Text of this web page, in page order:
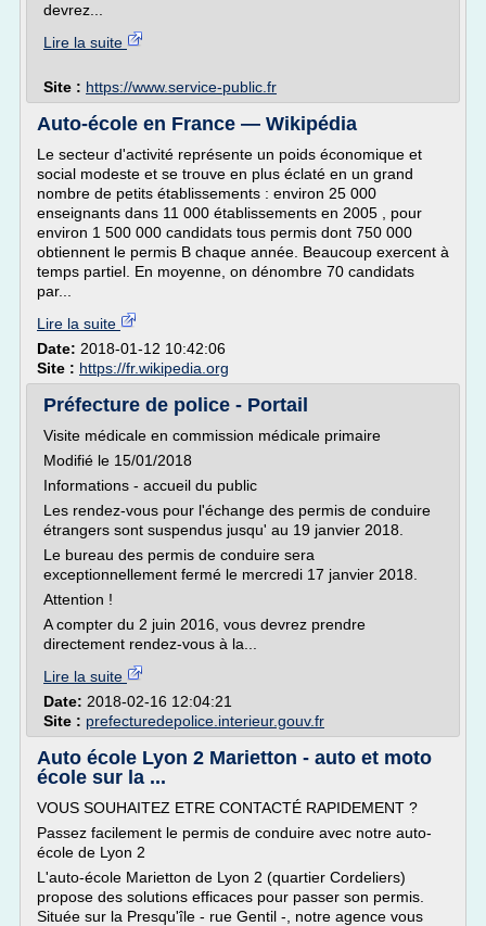
devrez...
Lire la suite
Site : https://www.service-public.fr
Auto-école en France — Wikipédia
Le secteur d'activité représente un poids économique et
social modeste et se trouve en plus éclaté en un grand
nombre de petits établissements : environ 25 000
enseignants dans 11 000 établissements en 2005 , pour
environ 1 500 000 candidats tous permis dont 750 000
obtiennent le permis B chaque année. Beaucoup exercent à
temps partiel. En moyenne, on dénombre 70 candidats
par...
Lire la suite
Date: 2018-01-12 10:42:06
Site : https://fr.wikipedia.org
Préfecture de police - Portail
Visite médicale en commission médicale primaire
Modifié le 15/01/2018
Informations - accueil du public
Les rendez-vous pour l'échange des permis de conduire
étrangers sont suspendus jusqu' au 19 janvier 2018.
Le bureau des permis de conduire sera
exceptionnellement fermé le mercredi 17 janvier 2018.
Attention !
A compter du 2 juin 2016, vous devrez prendre
directement rendez-vous à la...
Lire la suite
Date: 2018-02-16 12:04:21
Site : prefecturedepolice.interieur.gouv.fr
Auto école Lyon 2 Marietton - auto et moto
école sur la ...
VOUS SOUHAITEZ ETRE CONTACTÉ RAPIDEMENT ?
Passez facilement le permis de conduire avec notre auto-
école de Lyon 2
L'auto-école Marietton de Lyon 2 (quartier Cordeliers)
propose des solutions efficaces pour passer son permis.
Située sur la Presqu'île - rue Gentil -, notre agence vous